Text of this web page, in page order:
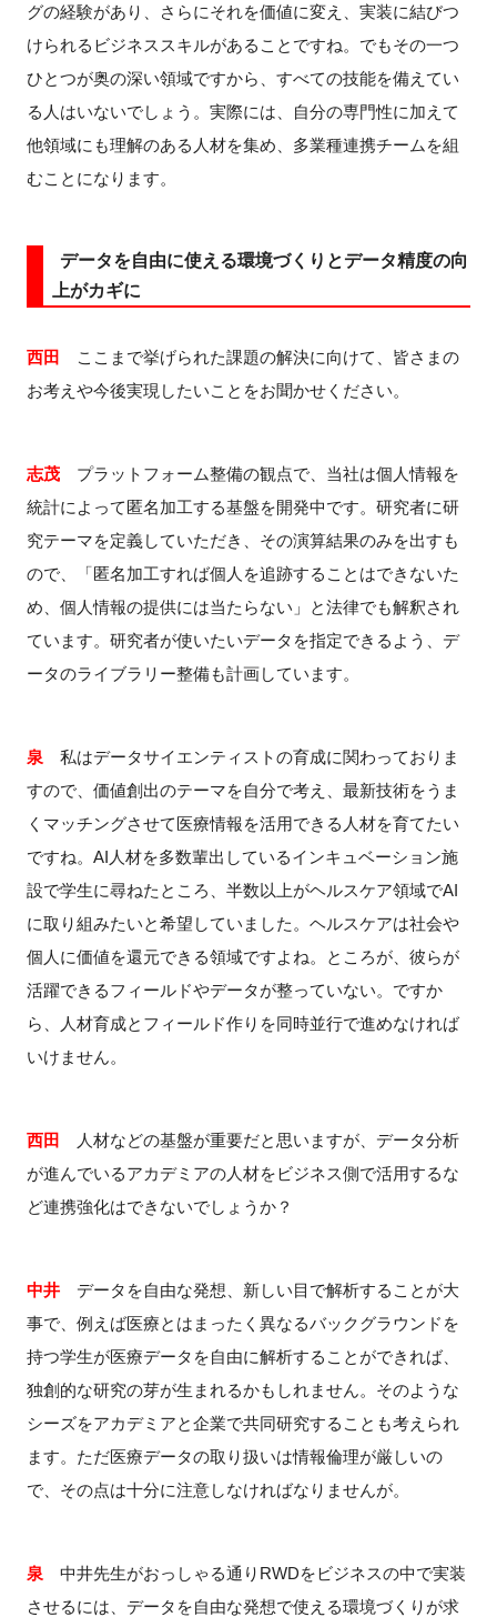
グの経験があり、さらにそれを価値に変え、実装に結びつ
けられるビジネススキルがあることですね。でもその一つ
ひとつが奥の深い領域ですから、すべての技能を備えてい
る人はいないでしょう。実際には、自分の専門性に加えて
他領域にも理解のある人材を集め、多業種連携チームを組
むことになります。
データを自由に使える環境づくりとデータ精度の向
上がカギに
西田
ここまで挙げられた課題の解決に向けて、皆さまの
お考えや今後実現したいことをお聞かせください。
志茂プラットフォーム整備の観点で、当社は個人情報を
統計によって匿名加工する基盤を開発中です。研究者に研
究テーマを定義していただき、その演算結果のみを出すも
ので、「匿名加工すれば個人を追跡することはできないた
め、個人情報の提供には当たらない」と法律でも解釈され
ています。研究者が使いたいデータを指定できるよう、デ
ータのライブラリー整備も計画しています。
泉 私はデータサイエンティストの育成に関わっておりま
すので、価値創出のテーマを自分で考え、最新技術をうま
くマッチングさせて医療情報を活用できる人材を育てたい
ですね。 AI 人材を多数輩出しているインキュベーション施
設で学生に尋ねたところ、半数以上がヘルスケア領域でAI
に取り組みたいと希望していました。ヘルスケアは社会や
個人に価値を還元できる領域ですよね。ところが、彼らが
活躍できるフィールドやデータが整っていない。ですか
ら、人材育成とフィールド作りを同時並行で進めなければ
いけません。
西田
人材などの基盤が重要だと思いますが、データ分析
が進んでいるアカデミアの人材をビジネス側で活用するな
ど連携強化はできないでしょうか？
中井データを自由な発想、新しい目で解析することが大
事で、例えば医療とはまったく異なるバックグラウンドを
持つ学生が医療データを自由に解析することができれば、
独創的な研究の芽が生まれるかもしれません。そのような
シーズをアカデミアと企業で共同研究することも考えられ
ます。ただ医療データの取り扱いは情報倫理が厳しいの
で、その点は十分に注意しなければなりませんが。
泉 中井先生がおっしゃる通りRWDをビジネスの中で実装
させるには、データを自由な発想で使える環境づくりが求